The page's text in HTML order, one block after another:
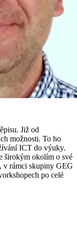
Již od
možnosti. To ho
ICT do výuky.
širokým okolím o své
, v rámci skupiny GEG
po celé